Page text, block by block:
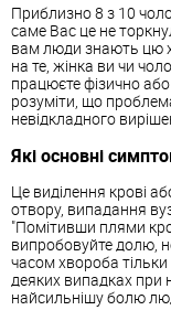
Приблизно 8 з 10
саме Вас це не
вам люди знають цю
на те, жінка ви чи
працюєте фізично
розуміти, що
невідкладного
Які основні
Це виділення крові
отвору, випадання
"Помітивши плями
випробовуйте долю,
часом хвороба тільки
деяких випадках при
найсильнішу болю